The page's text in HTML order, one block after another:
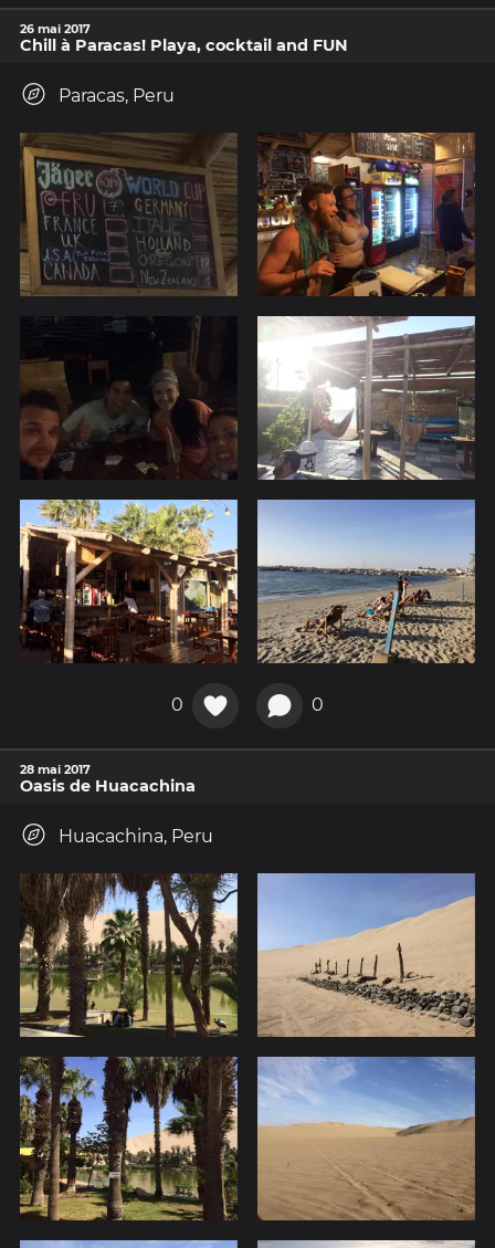
26 mai 2017
Chill à Paracas! Playa, cocktail and FUN
Paracas, Peru
0 0
28 mai 2017
Oasis de Huacachina
Huacachina, Peru